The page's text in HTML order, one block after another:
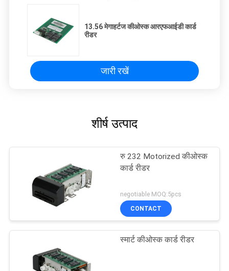
13.56 मेगाहर्टज कीओस्क आरएफआईडी कार्ड
रीडर
जारी रखें
शीर्ष उत्पाद
रु 232 Motorized कीओस्क
कार्ड रीडर
negotiable MOQ:5pcs
CONTACT
स्मार्ट कीओस्क कार्ड रीडर